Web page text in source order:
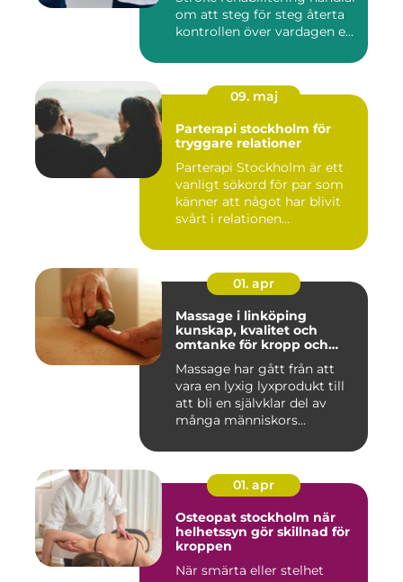
om att steg för steg återta
kontrollen över vardagen e...
09. maj
Parterapi stockholm för
tryggare relationer
Parterapi Stockholm är ett
vanligt sökord för par som
känner att något har blivit
svårt i relationen...
01. apr
Massage i linköping
kunskap, kvalitet och
omtanke för kropp och
Massage har gått från att
vara en lyxig lyxprodukt till
att bli en självklar del av
många människors...
01. apr
Osteopat stockholm när
helhetssyn gör skillnad för
kroppen
När smärta eller stelhet